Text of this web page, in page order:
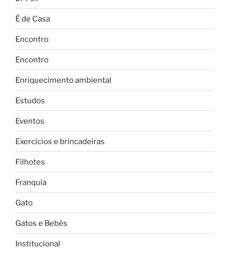
É de Casa
Encontro
Encontro
Enriquecimento ambiental
Estudos
Eventos
Exercícios e brincadeiras
Filhotes
Franquia
Gato
Gatos e Bebês
Institucional